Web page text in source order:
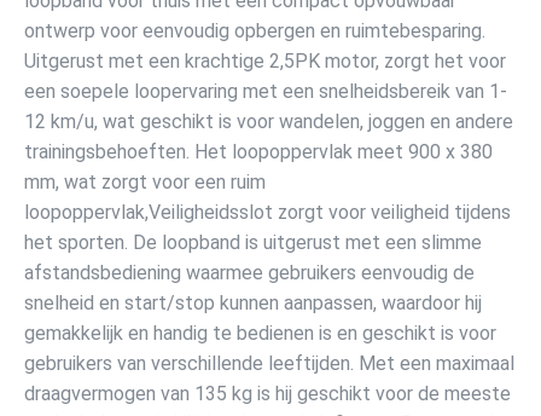
ontwerp voor eenvoudig opbergen en ruimtebesparing.
Uitgerust met een krachtige 2,5PK motor, zorgt het voor
een soepele loopervaring met een snelheidsbereik van 1-
12 km/u, wat geschikt is voor wandelen, joggen en andere
trainingsbehoeften. Het loopoppervlak meet 900 x 380
mm, wat zorgt voor een ruim
loopoppervlak,Veiligheidsslot zorgt voor veiligheid tijdens
het sporten. De loopband is uitgerust met een slimme
afstandsbediening waarmee gebruikers eenvoudig de
snelheid en start/stop kunnen aanpassen, waardoor hij
gemakkelijk en handig te bedienen is en geschikt is voor
gebruikers van verschillende leeftijden. Met een maximaal
draagvermogen van 135 kg is hij geschikt voor de meeste